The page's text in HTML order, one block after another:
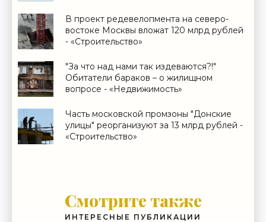
В проект редевелопмента на северо-
востоке Москвы вложат 120 млрд рублей
- «Строительство»
"За что над нами так издеваются?!"
Обитатели бараков – о жилищном
вопросе - «Недвижимость»
Часть московской промзоны "Донские
улицы" реорганизуют за 13 млрд рублей -
«Строительство»
Смотрите также
ИНТЕРЕСНЫЕ ПУБЛИКАЦИИ